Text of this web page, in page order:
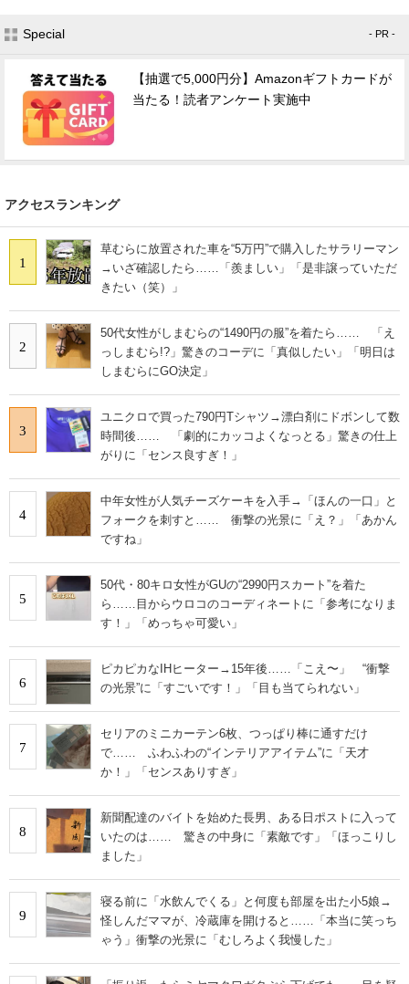
Special - PR -
【抽選で5,000円分】Amazonギフトカードが
当たる！読者アンケート実施中
アクセスランキング
1
草むらに放置された車を“5万円”で購入したサラリーマン
→いざ確認したら……「羨ましい」「是非譲っていただ
きたい（笑）」
2
50代女性がしまむらの“1490円の服”を着たら…… 「え
っしまむら!?」驚きのコーデに「真似したい」「明日は
しまむらにGO決定」
3
ユニクロで買った790円Tシャツ→漂白剤にドボンして数
時間後…… 「劇的にカッコよくなっとる」驚きの仕上
がりに「センス良すぎ！」
4
中年女性が人気チーズケーキを入手→「ほんの一口」と
フォークを刺すと…… 衝撃の光景に「え？」「あかん
ですね」
5
50代・80キロ女性がGUの“2990円スカート”を着た
ら……目からウロコのコーディネートに「参考になりま
す！」「めっちゃ可愛い」
6
ピカピカなIHヒーター→15年後……「こえ〜」 “衝撃
の光景”に「すごいです！」「目も当てられない」
7
セリアのミニカーテン6枚、つっぱり棒に通すだけ
で…… ふわふわの“インテリアアイテム”に「天才
か！」「センスありすぎ」
8
新聞配達のバイトを始めた長男、ある日ポストに入って
いたのは…… 驚きの中身に「素敵です」「ほっこりし
ました」
9
寝る前に「水飲んでくる」と何度も部屋を出た小5娘→
怪しんだママが、冷蔵庫を開けると……「本当に笑っち
ゃう」衝撃の光景に「むしろよく我慢した」